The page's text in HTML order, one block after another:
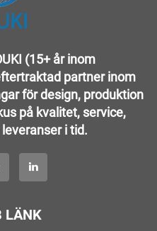
(15+ år inom
partner inom
för design, produktion
på kvalitet, service,
i tid.
LÄNK